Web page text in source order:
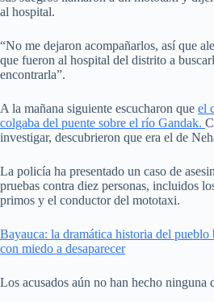
al hospital.
“No me dejaron acompañarlos, así que
que fueron al hospital del distrito a
encontrarla”.
A la mañana siguiente escucharon que el
colgaba del puente sobre el río Gandak.
investigar, descubrieron que era el de
La policía ha presentado un caso de
pruebas contra diez personas, incluidos
primos y el conductor del mototaxi.
Bayauca: la dramática historia del pueblo
con miedo a desaparecer
Los acusados aún no han hecho ninguna